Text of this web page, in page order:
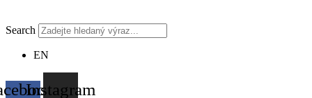
Search
EN
Instagram